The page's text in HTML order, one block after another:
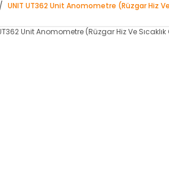
UNIT UT362 Unit Anomometre (Rüzgar Hiz Ve